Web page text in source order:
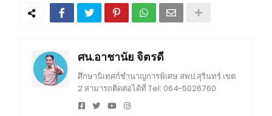
ศน.อาชานัย จิตรดี
ศึกษานิเทศก์ชำนาญการพิเศษ สพป.สุรินทร์ เขต
2 สามารถติดต่อได้ที่ Tel: 064-5026760